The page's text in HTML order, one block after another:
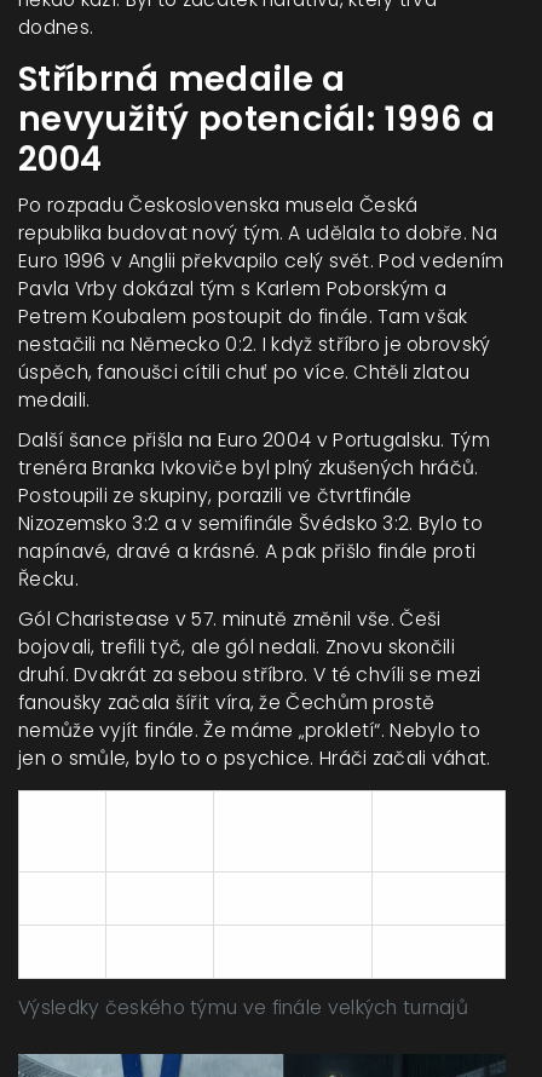
dodnes.
Stříbrná medaile a
nevyužitý potenciál: 1996 a
2004
Po rozpadu Československa musela Česká
republika budovat nový tým. A udělala to dobře. Na
Euro 1996 v Anglii překvapilo celý svět. Pod vedením
Pavla Vrby dokázal tým s Karlem Poborským a
Petrem Koubalem postoupit do finále. Tam však
nestačili na Německo 0:2. I když stříbro je obrovský
úspěch, fanoušci cítili chuť po více. Chtěli zlatou
medaili.
Další šance přišla na Euro 2004 v Portugalsku. Tým
trenéra Branka Ivkoviče byl plný zkušených hráčů.
Postoupili ze skupiny, porazili ve čtvrtfinále
Nizozemsko 3:2 a v semifinále Švédsko 3:2. Bylo to
napínavé, dravé a krásné. A pak přišlo finále proti
Řecku.
Gól Charistease v 57. minutě změnil vše. Češi
bojovali, trefili tyč, ale gól nedali. Znovu skončili
druhí. Dvakrát za sebou stříbro. V té chvíli se mezi
fanoušky začala šířit víra, že Čechům prostě
nemůže vyjít finále. Že máme „prokletí“. Nebylo to
jen o smůle, bylo to o psychice. Hráči začali váhat.
Výsledky českého týmu ve finále velkých turnajů